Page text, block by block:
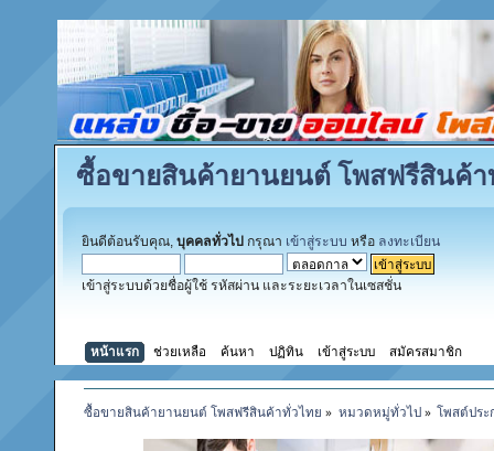
ซื้อขายสินค้ายานยนต์ โพสฟรีสินค้า
ยินดีต้อนรับคุณ, บุคคลทั่วไป กรุณา เข้าสู่ระบบ หรือ ลงทะเบียน
เข้าสู่ระบบด้วยชื่อผู้ใช้ รหัสผ่าน และระยะเวลาในเซสชั่น
หน้าแรก ช่วยเหลือ ค้นหา ปฏิทิน เข้าสู่ระบบ สมัครสมาชิก
ซื้อขายสินค้ายานยนต์ โพสฟรีสินค้าทั่วไทย » หมวดหมู่ทั่วไป» โพสต์ประ